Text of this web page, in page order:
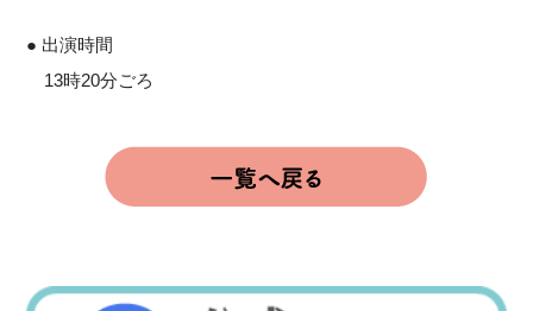
● 出演時間
13時20分ごろ